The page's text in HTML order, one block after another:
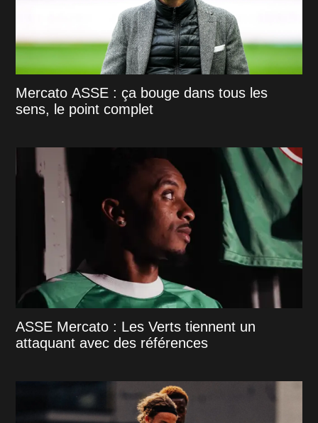
Mercato ASSE : ça bouge dans tous les
sens, le point complet
ASSE Mercato : Les Verts tiennent un
attaquant avec des références